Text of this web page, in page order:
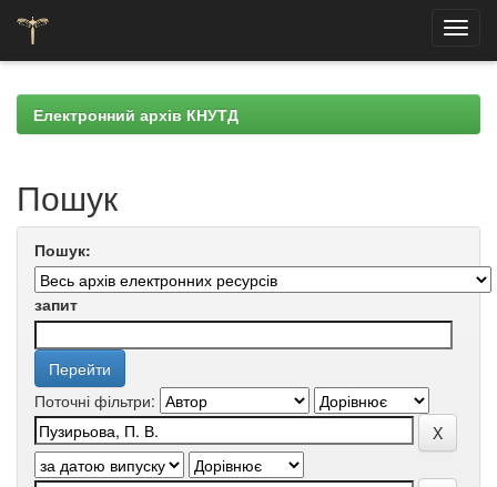
navigationЕлектронний архів КНУТД
Пошук
Пошук:
запит
Поточні фільтри: